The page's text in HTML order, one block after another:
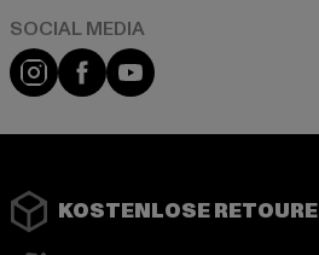
Instagram
FacebookYouTube
KOSTENLOSE RETOURE